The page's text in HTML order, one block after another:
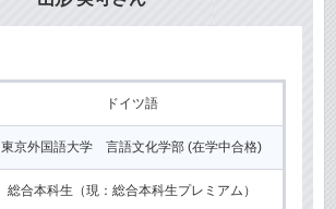
ドイツ語
東京外国語大学 言語文化学部 (在学中合格)
総合本科生（現：総合本科生プレミアム）